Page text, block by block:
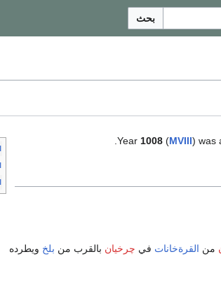
بحث
Year 1008 (MVIII) was
من القرةخانات في چرخيان بالقرب من بلخ ويطرده